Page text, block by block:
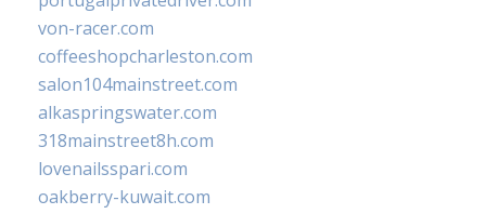
von-racer.com
coffeeshopcharleston.com
salon104mainstreet.com
alkaspringswater.com
318mainstreet8h.com
lovenailsspari.com
oakberry-kuwait.com